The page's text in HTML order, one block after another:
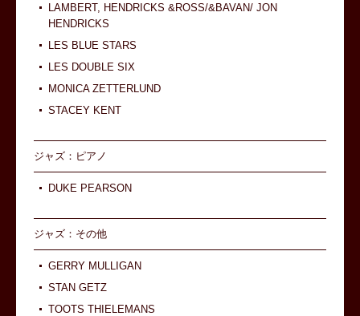
LAMBERT, HENDRICKS &ROSS/&BAVAN/ JON
HENDRICKS
LES BLUE STARS
LES DOUBLE SIX
MONICA ZETTERLUND
STACEY KENT
ジャズ：ピアノ
DUKE PEARSON
ジャズ：その他
GERRY MULLIGAN
STAN GETZ
TOOTS THIELEMANS